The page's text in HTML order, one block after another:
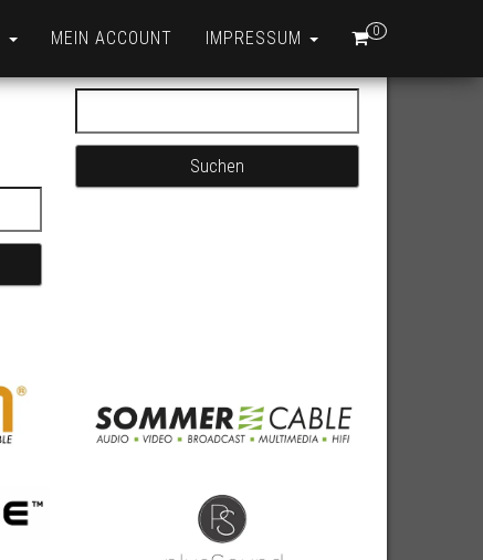
0
MEIN ACCOUNT IMPRESSUM